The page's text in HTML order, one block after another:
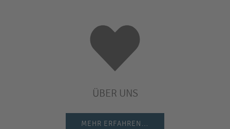
ÜBER UNS
MEHR ERFAHREN…